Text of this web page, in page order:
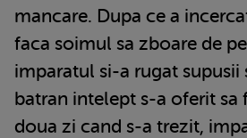
mancare. Dupa ce a
faca soimul sa zboare de
imparatul si-a rugat supusii
batran intelept s-a oferit sa
doua zi cand s-a trezit,